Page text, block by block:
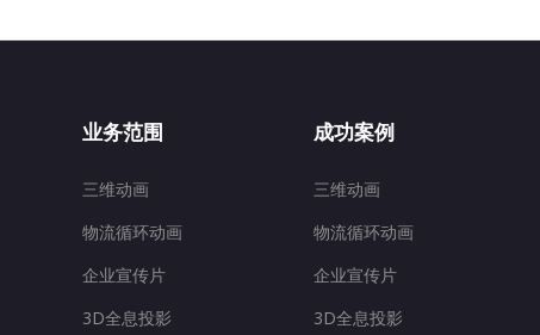
业务范围
三维动画
物流循环动画
企业宣传片
3D全息投影
成功案例
三维动画
物流循环动画
企业宣传片
3D全息投影